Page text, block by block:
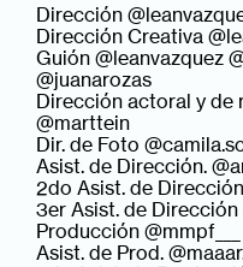
Dirección
Dirección Creativa
Guión @leanvazquez
@juanarozas
Dirección actoral y de
@marttein
Dir. de Foto
Asist. de Dirección.
2do Asist. de
3er Asist. de Dirección
Producción @mmpf___
Asist. de Prod.